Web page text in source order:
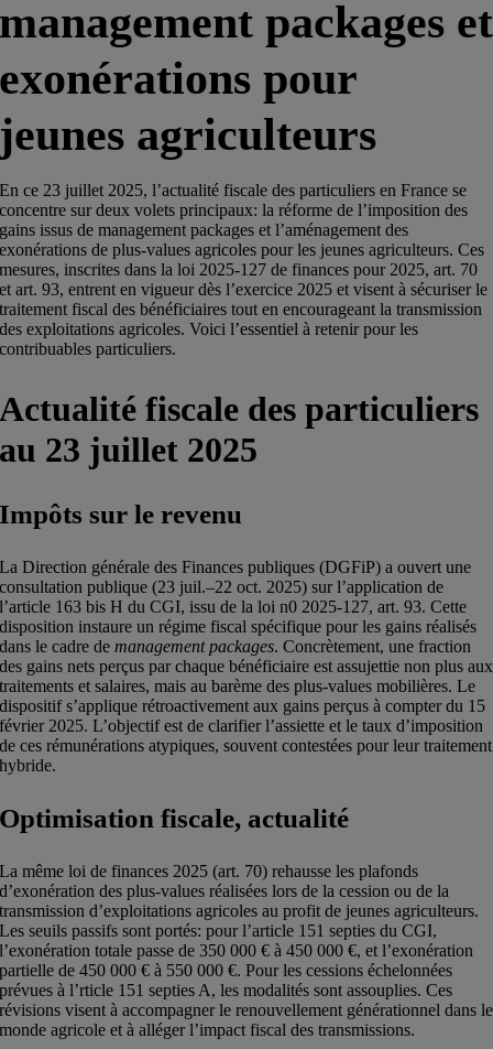
management packages et
exonérations pour
jeunes agriculteurs
En ce 23 juillet 2025, l’actualité fiscale des particuliers en France se
concentre sur deux volets principaux: la réforme de l’imposition des
gains issus de management packages et l’aménagement des
exonérations de plus-values agricoles pour les jeunes agriculteurs. Ces
mesures, inscrites dans la loi 2025-127 de finances pour 2025, art. 70
et art. 93, entrent en vigueur dès l’exercice 2025 et visent à sécuriser le
traitement fiscal des bénéficiaires tout en encourageant la transmission
des exploitations agricoles. Voici l’essentiel à retenir pour les
contribuables particuliers.
Actualité fiscale des particuliers
au 23 juillet 2025
Impôts sur le revenu
La Direction générale des Finances publiques (DGFiP) a ouvert une
consultation publique (23 juil.‒22 oct. 2025) sur l’application de
l’article 163 bis H du CGI, issu de la loi n0 2025-127, art. 93. Cette
disposition instaure un régime fiscal spécifique pour les gains réalisés
dans le cadre de management packages. Concrètement, une fraction
des gains nets perçus par chaque bénéficiaire est assujettie non plus aux
traitements et salaires, mais au barème des plus-values mobilières. Le
dispositif s’applique rétroactivement aux gains perçus à compter du 15
février 2025. L’objectif est de clarifier l’assiette et le taux d’imposition
de ces rémunérations atypiques, souvent contestées pour leur traitement
hybride.
Optimisation fiscale, actualité
La même loi de finances 2025 (art. 70) rehausse les plafonds
d’exonération des plus-values réalisées lors de la cession ou de la
transmission d’exploitations agricoles au profit de jeunes agriculteurs.
Les seuils passifs sont portés: pour l’article 151 septies du CGI,
l’exonération totale passe de 350 000 € à 450 000 €, et l’exonération
partielle de 450 000 € à 550 000 €. Pour les cessions échelonnées
prévues à l’rticle 151 septies A, les modalités sont assouplies. Ces
révisions visent à accompagner le renouvellement générationnel dans le
monde agricole et à alléger l’impact fiscal des transmissions.